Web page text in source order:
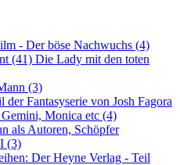
- Der böse Nachwuchs (4)
(41) Die Lady mit den toten
(3)
Fantasyserie von Josh Fagora
Monica etc (4)
als Autoren, Schöpfer
(3)
Der Heyne Verlag - Teil